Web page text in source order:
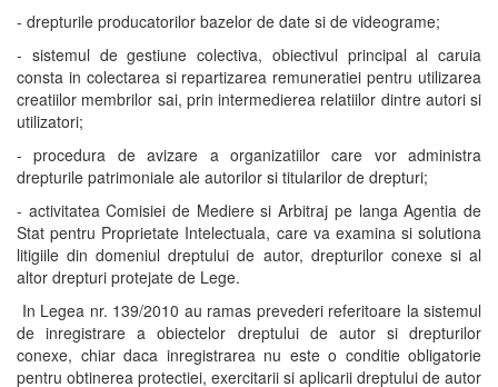
- drepturile producatorilor bazelor de date si de videograme;
- sistemul de gestiune colectiva, obiectivul principal al caruia
consta in colectarea si repartizarea remuneratiei pentru utilizarea
creatiilor membrilor sai, prin intermedierea relatiilor dintre autori si
utilizatori;
- procedura de avizare a organizatiilor care vor administra
drepturile patrimoniale ale autorilor si titularilor de drepturi;
- activitatea Comisiei de Mediere si Arbitraj pe langa Agentia de
Stat pentru Proprietate Intelectuala, care va examina si solutiona
litigiile din domeniul dreptului de autor, drepturilor conexe si al
altor drepturi protejate de Lege.
In Legea nr. 139/2010 au ramas prevederi referitoare la sistemul
de inregistrare a obiectelor dreptului de autor si drepturilor
conexe, chiar daca inregistrarea nu este o conditie obligatorie
pentru obtinerea protectiei, exercitarii si aplicarii dreptului de autor